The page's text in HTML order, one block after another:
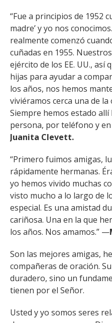
“Fue a principios de 1952
madre’ y yo nos
realmente comenzó
cuñadas en 1955.
ejército de los EE. UU., así
hijas para ayudar a
los años, nos hemos
viviéramos cerca una de
Siempre hemos estado
persona, por teléfono y
Juanita Clevett.
“Primero fuimos amigas,
rápidamente hermanas.
yo hemos vivido muchas
visto mucho a lo largo de
especial. Es una amistad
cariñosa. Una en la que
los años. Nos amamos.” —
Son las mejores amigas,
compañeras de oración.
duradero, sino un
tienen por el Señor.
Usted y yo somos seres